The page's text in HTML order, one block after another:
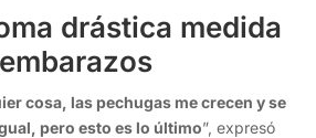
drástica medida
cosa, las pechugas me crecen y se
pero esto es lo último”, expresó